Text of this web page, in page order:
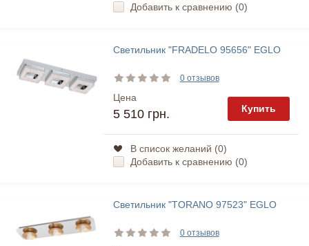
Добавить к сравнению (0)
Светильник "FRADELO 95656" EGLO
0 отзывов
Цена
5 510 грн. Купить
В список желаний (0)
Добавить к сравнению (0)
Светильник "TORANO 97523" EGLO
0 отзывов